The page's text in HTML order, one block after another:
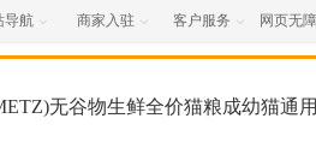
导航  商家入驻  客户服务  网页无
无谷物生鲜全价猫粮成幼猫通